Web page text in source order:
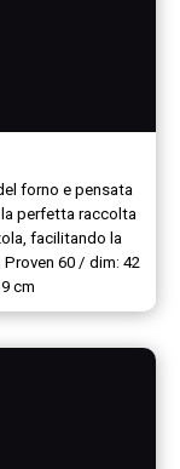
forno e pensata
perfetta raccolta
facilitando la
60 / dim: 42
cm